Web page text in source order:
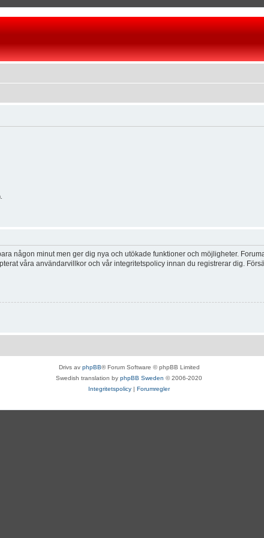
någon minut men ger dig nya och utökade funktioner och möjligheter.
våra användarvillkor och vår integritetspolicy innan du registrerar dig.
Drivs av phpBB® Forum Software © phpBB Limited
Swedish translation by phpBB Sweden © 2006-2020
Integritetspolicy | Forumregler